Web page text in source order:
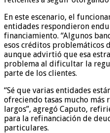
En este escenario, el
entidades respondieron
financiamiento. “Algunos
esos créditos problemáticos
aunque advirtió que esa
problema al dificultar la
parte de los clientes.
“Sé que varias entidades
ofreciendo tasas mucho más
largos”, agregó Caputo,
para la refinanciación de
particulares.